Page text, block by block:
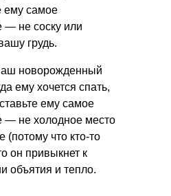
ему самое
— не соску или
грудь.
новорожденный
ему хочется спать,
ему самое
— не холодное место
(потому что кто-то
он привыкнет к
объятия и тепло.